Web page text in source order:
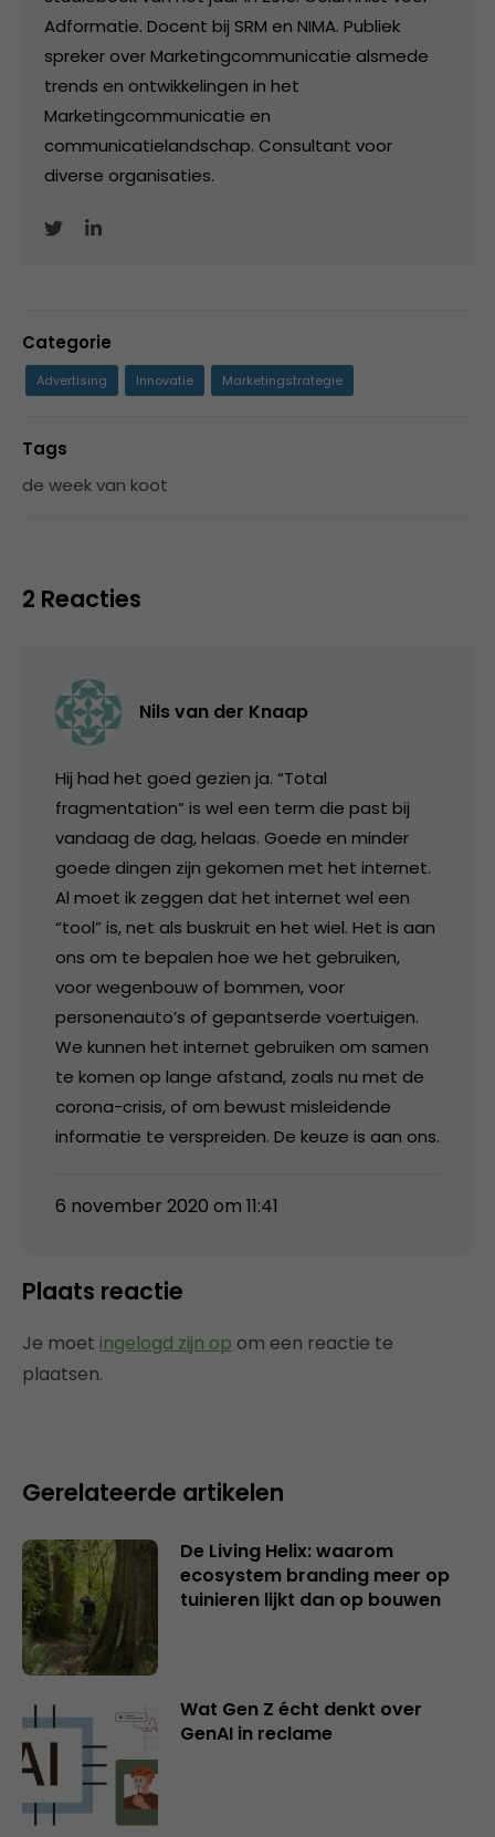
Adformatie. Docent bij SRM en NIMA. Publiek
spreker over Marketingcommunicatie alsmede
trends en ontwikkelingen in het
Marketingcommunicatie en
communicatielandschap. Consultant voor
diverse organisaties.
Categorie
Advertising Innovatie Marketingstrategie
Tags
de week van koot
2 Reacties
Nils van der Knaap
Hij had het goed gezien ja. “Total
fragmentation” is wel een term die past bij
vandaag de dag, helaas. Goede en minder
goede dingen zijn gekomen met het internet.
Al moet ik zeggen dat het internet wel een
“tool” is, net als buskruit en het wiel. Het is aan
ons om te bepalen hoe we het gebruiken,
voor wegenbouw of bommen, voor
personenauto’s of gepantserde voertuigen.
We kunnen het internet gebruiken om samen
te komen op lange afstand, zoals nu met de
corona-crisis, of om bewust misleidende
informatie te verspreiden. De keuze is aan ons.
6 november 2020 om 11:41
Plaats reactie
Je moet ingelogd zijn op om een reactie te
plaatsen.
Gerelateerde artikelen
De Living Helix: waarom
ecosystem branding meer op
tuinieren lijkt dan op bouwen
Wat Gen Z écht denkt over
GenAI in reclame